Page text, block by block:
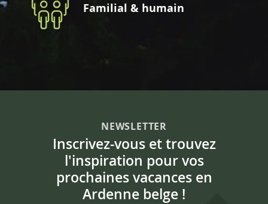
Familial & humain
NEWSLETTER
Inscrivez-vous et trouvez
l'inspiration pour vos
prochaines vacances en
Ardenne belge !